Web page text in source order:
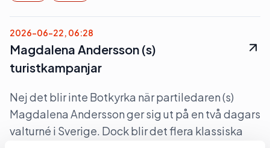
2026-06-22, 06:28
Magdalena Andersson (s)
turistkampanjar
Nej det blir inte Botkyrka när partiledaren (s)
Magdalena Andersson ger sig ut på en två dagars
valturné i Sverige. Dock blir det flera klassiska